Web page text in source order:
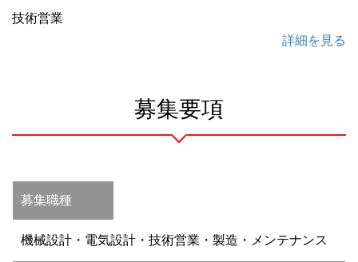
技術営業
詳細を見る
募集要項
募集職種
機械設計・電気設計・技術営業・製造・メンテナンス